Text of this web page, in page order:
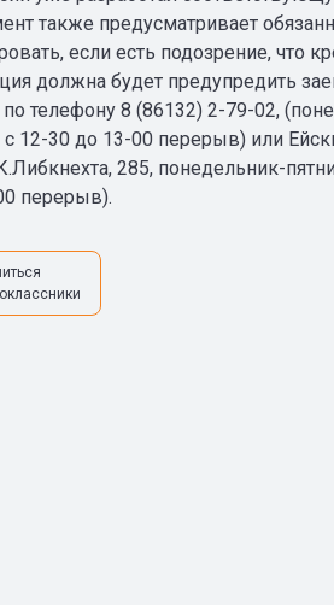
также предусматривает
если есть подозрение,
должна будет предупредить
телефону 8 (86132) 2-79-02,
с 12-30 до 13-00 перерыв) или
285, понедельник-
перерыв).